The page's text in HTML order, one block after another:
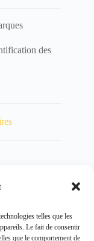
telles que les
Le fait de consentir
que le comportement de
des
SAS